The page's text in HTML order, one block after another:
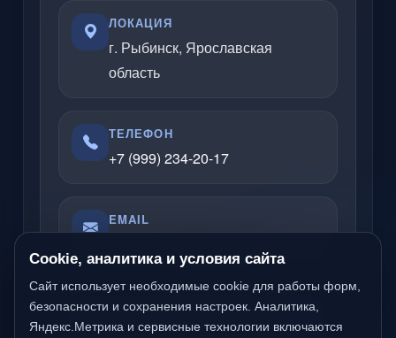
ЛОКАЦИЯ
г. Рыбинск, Ярославская
область
ТЕЛЕФОН
+7 (999) 234-20-17
EMAIL
Отвечаю по вопросам услуг, сайтов,
серверов, облачных решений и
Cookie, аналитика и условия сайта
Сайт использует необходимые cookie для работы форм,
безопасности и сохранения настроек. Аналитика,
Яндекс.Метрика и сервисные технологии включаются